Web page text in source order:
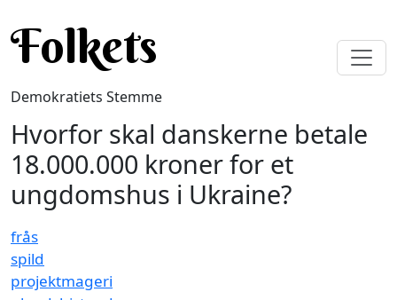
Folkets
Demokratiets Stemme
Hvorfor skal danskerne betale
18.000.000 kroner for et
ungdomshus i Ukraine?
frås
spild
projektmageri